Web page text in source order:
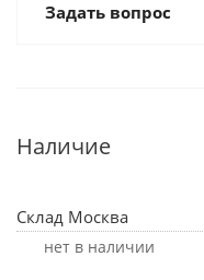
Задать вопрос
Наличие
Склад Москва
Нет в наличии